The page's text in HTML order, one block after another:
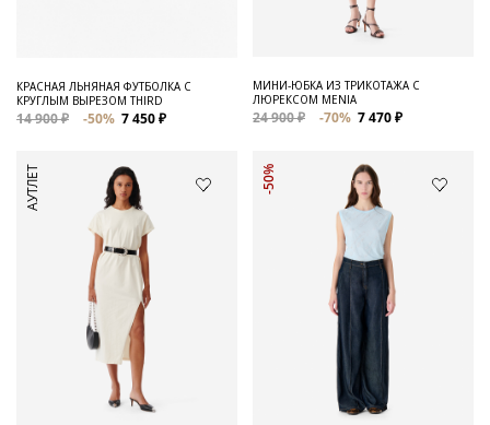
КРАСНАЯ ЛЬНЯНАЯ ФУТБОЛКА С
КРУГЛЫМ ВЫРЕЗОМ THIRD
14 900 ₽ -50% 7 450 ₽
МИНИ-ЮБКА ИЗ ТРИКОТАЖА С
ЛЮРЕКСОМ MENIA
24 900 ₽ -70% 7 470 ₽
АУТЛЕТ -50%